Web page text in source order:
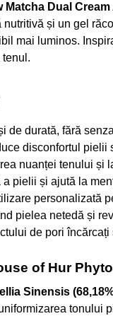
Dual Cream
și un gel
mai luminos.
de durată, fără
disconfortul pielii
nuanței tenului și
pielii și ajută la
personalizată
pielea netedă și
de pori
of Hur
Sinensis
tonului